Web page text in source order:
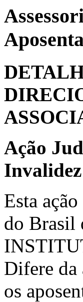
Ação
Invalidez
Esta
do Brasil
Difere da
os